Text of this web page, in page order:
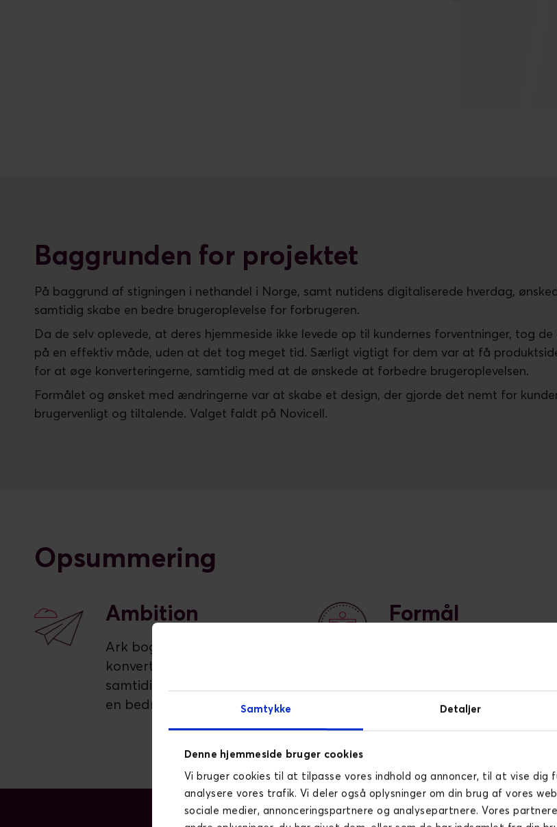
Samtykke Detaljer
Denne hjemmeside bruger cookies
Vi bruger cookies til at tilpasse vores indhold og annoncer, til at vise
analysere vores trafik. Vi deler også oplysninger om din brug af vores
sociale medier, annonceringspartnere og analysepartnere. Vores
Baggrunden for projektet
På baggrund af stigningen i nethandel i Norge, samt nutidens digitaliserede hverdag,
samtidig skabe en bedre brugeroplevelse for forbrugeren.
Da de selv oplevede, at deres hjemmeside ikke levede op til kundernes forventninger, tog
på en effektiv måde, uden at det tog meget tid. Særligt vigtigt for dem var at få
for at øge konverteringerne, samtidig med at de ønskede at forbedre brugeroplevelsen.
Formålet og ønsket med ændringerne var at skabe et design, der gjorde det nemt for
brugervenligt og tiltalende. Valget faldt på Novicell.
Opsummering
Ambition
Ark boghandel ville øge
konverteringen i netbutikken,
samtidig med at de ville skabe
en bedre brugeroplevelse.
Formål
dermed gøre det